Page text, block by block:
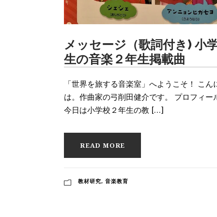
メッセージ（歌詞付き) 小
生の音楽２年生掲載曲
「世界を旅する音楽室」へようこそ！ こん
は。作曲家の弓削田健介です。 プロフィー
今日は小学校２年生の教 […]
READ MORE
教材研究, 音楽教育